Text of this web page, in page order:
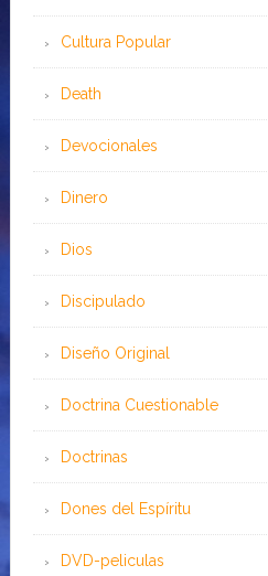
Cultura Popular
Death
Devocionales
Dinero
Dios
Discipulado
Diseño Original
Doctrina Cuestionable
Doctrinas
Dones del Espíritu
DVD-peliculas